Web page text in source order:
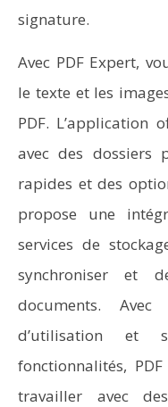
signature.
Avec PDF Expert,
le texte et les
PDF. L’application
avec des dossiers
rapides et des
propose une
services de
synchroniser et
documents.
d’utilisation et
fonctionnalités,
travailler avec